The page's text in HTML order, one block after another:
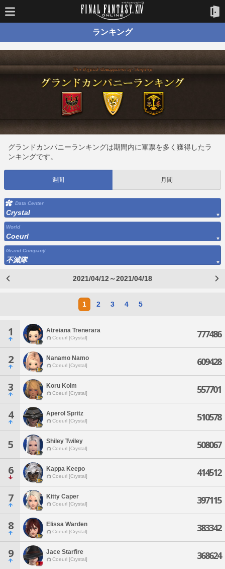
ランキング
グランドカンパニーランキングは期間内に軍票を多く獲得したラ
ンキングです。
週間 月間
Data Center
Crystal
World
Coeurl
Grand Company
不滅隊
2021/04/12～2021/04/18
1 2 3 4 5
1 Atreiana Trenerara
Coeurl [Crystal] 777486
2 Nanamo Namo
Coeurl [Crystal] 609428
3 Koru Kolm
Coeurl [Crystal] 557701
4 Aperol Spritz
Coeurl [Crystal] 510578
5 Shiley Twiley
Coeurl [Crystal] 508067
6 Kappa Keepo
Coeurl [Crystal] 414512
7 Kitty Caper
Coeurl [Crystal] 397115
8 Elissa Warden
Coeurl [Crystal] 383342
9 Jace Starfire
Coeurl [Crystal] 368624